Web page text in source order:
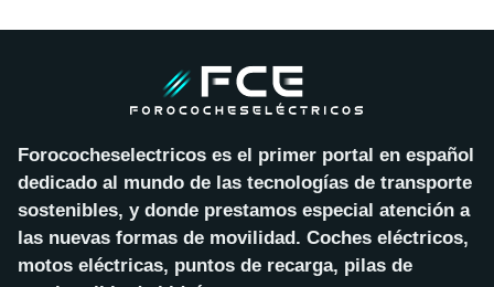
Forococheselectricos es el primer portal en español
dedicado al mundo de las tecnologías de transporte
sostenibles, y donde prestamos especial atención a
las nuevas formas de movilidad. Coches eléctricos,
motos eléctricas, puntos de recarga, pilas de